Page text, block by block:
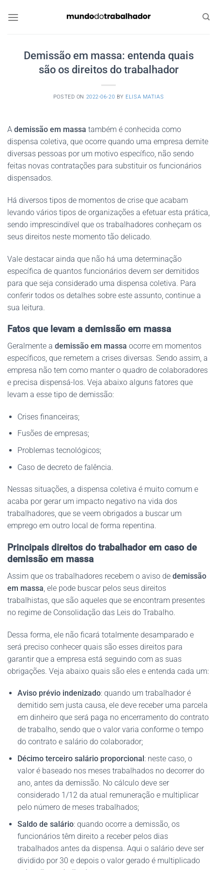
Demissão em massa: entenda quais
são os direitos do trabalhador
POSTED ON 2022-06-20 BY ELISA MATIAS
A demissão em massa também é conhecida como
dispensa coletiva, que ocorre quando uma empresa demite
diversas pessoas por um motivo específico, não sendo
feitas novas contratações para substituir os funcionários
dispensados.
Há diversos tipos de momentos de crise que acabam
levando vários tipos de organizações a efetuar esta prática,
sendo imprescindível que os trabalhadores conheçam os
seus direitos neste momento tão delicado.
Vale destacar ainda que não há uma determinação
específica de quantos funcionários devem ser demitidos
para que seja considerado uma dispensa coletiva. Para
conferir todos os detalhes sobre este assunto, continue a
sua leitura.
Fatos que levam a demissão em massa
Geralmente a demissão em massa ocorre em momentos
específicos, que remetem a crises diversas. Sendo assim, a
empresa não tem como manter o quadro de colaboradores
e precisa dispensá-los. Veja abaixo alguns fatores que
levam a esse tipo de demissão:
Crises financeiras;
Fusões de empresas;
Problemas tecnológicos;
Caso de decreto de falência.
Nessas situações, a dispensa coletiva é muito comum e
acaba por gerar um impacto negativo na vida dos
trabalhadores, que se veem obrigados a buscar um
emprego em outro local de forma repentina.
Principais direitos do trabalhador em caso de
demissão em massa
Assim que os trabalhadores recebem o aviso de demissão
em massa , ele pode buscar pelos seus direitos
trabalhistas, que são aqueles que se encontram presentes
no regime de Consolidação das Leis do Trabalho.
Dessa forma, ele não ficará totalmente desamparado e
será preciso conhecer quais são esses direitos para
garantir que a empresa está seguindo com as suas
obrigações. Veja abaixo quais são eles e entenda cada um:
Aviso prévio indenizado: quando um trabalhador é
demitido sem justa causa, ele deve receber uma parcela
em dinheiro que será paga no encerramento do contrato
de trabalho, sendo que o valor varia conforme o tempo
do contrato e salário do colaborador;
Décimo terceiro salário proporcional: neste caso, o
valor é baseado nos meses trabalhados no decorrer do
ano, antes da demissão. No cálculo deve ser
considerado 1/12 da atual remuneração e multiplicar
pelo número de meses trabalhados;
Saldo de salário: quando ocorre a demissão, os
funcionários têm direito a receber pelos dias
trabalhados antes da dispensa. Aqui o salário deve ser
dividido por 30 e depois o valor gerado é multiplicado